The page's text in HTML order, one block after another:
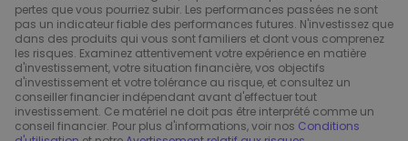
pertes que vous pourriez subir. Les performances passées ne sont
pas un indicateur fiable des performances futures. N'investissez que
dans des produits qui vous sont familiers et dont vous comprenez
les risques. Examinez attentivement votre expérience en matière
d'investissement, votre situation financière, vos objectifs
d'investissement et votre tolérance au risque, et consultez un
conseiller financier indépendant avant d'effectuer tout
investissement. Ce matériel ne doit pas être interprété comme un
conseil financier. Pour plus d'informations, voir nos Conditions